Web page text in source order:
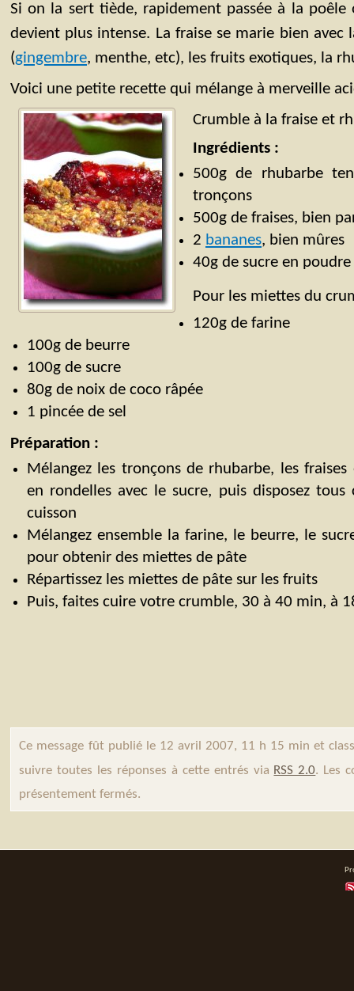
Si on la sert tiède, rapidement passée à la
devient plus intense. La fraise se marie bien avec
(gingembre, menthe, etc), les fruits exotiques, la
Voici une petite recette qui mélange à merveille
Crumble à la fraise et
Ingrédients :
500g de rhubarbe
tronçons
500g de fraises, bien
2 bananes, bien mûres
40g de sucre en poudre
Pour les miettes du
120g de farine
100g de beurre
100g de sucre
80g de noix de coco râpée
1 pincée de sel
Préparation :
Mélangez les tronçons de rhubarbe, les
en rondelles avec le sucre, puis disposez
cuisson
Mélangez ensemble la farine, le beurre, le
pour obtenir des miettes de pâte
Répartissez les miettes de pâte sur les fruits
Puis, faites cuire votre crumble, 30 à 40 min, à
Ce message fût publié le 12 avril 2007, 11 h 15 min et
suivre toutes les réponses à cette entrés via RSS 2.0. Les
présentement fermés.